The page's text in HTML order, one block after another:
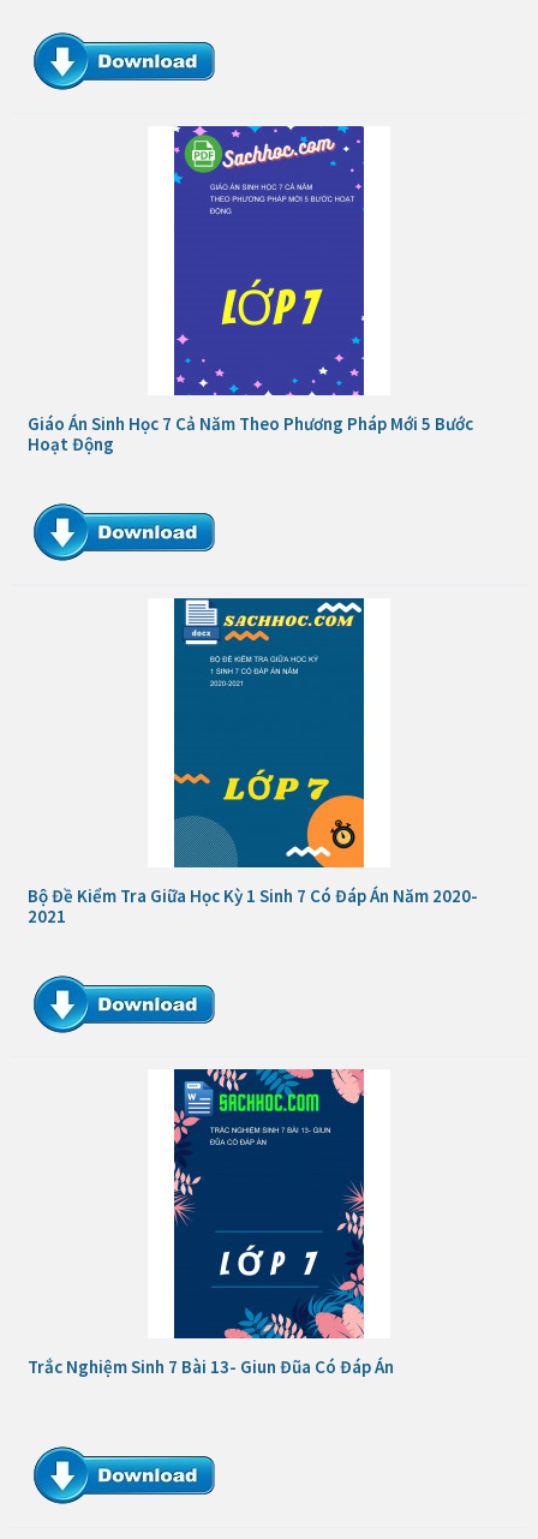
Giáo Án Sinh Học 7 Cả Năm Theo Phương Pháp Mới 5 Bước
Hoạt Động
Bộ Đề Kiểm Tra Giữa Học Kỳ 1 Sinh 7 Có Đáp Án Năm 2020-
2021
Trắc Nghiệm Sinh 7 Bài 13- Giun Đũa Có Đáp Án